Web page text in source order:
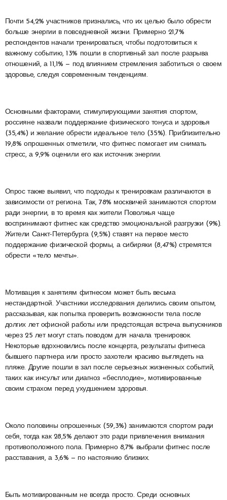
Почти 54,2% участников признались, что их целью было обрести
больше энергии в повседневной жизни. Примерно 21,7%
респондентов начали тренироваться, чтобы подготовиться к
важному событию, 13% пошли в спортивный зал после разрыва
отношений, а 11,1% — под влиянием стремления заботиться о своем
здоровье, следуя современным тенденциям.
Основными факторами, стимулирующими занятия спортом,
россияне назвали поддержание физического тонуса и здоровья
(35,4%) и желание обрести идеальное тело (35%). Приблизительно
19,8% опрошенных отметили, что фитнес помогает им снимать
стресс, а 9,9% оценили его как источник энергии.
Опрос также выявил, что подходы к тренировкам различаются в
зависимости от региона. Так, 78% москвичей занимаются спортом
ради энергии, в то время как жители Поволжья чаще
воспринимают фитнес как средство эмоциональной разгрузки (9%).
Жители Санкт-Петербурга (9,5%) ставят на первое место
поддержание физической формы, а сибиряки (8,47%) стремятся
обрести «тело мечты».
Мотивация к занятиям фитнесом может быть весьма
нестандартной. Участники исследования делились своим опытом,
рассказывая, как попытка проверить возможности тела после
долгих лет офисной работы или предстоящая встреча выпускников
через 25 лет могут стать поводом для начала тренировок.
Некоторые вдохновились после концерта, результаты фитнеса
бывшего партнера или просто захотели красиво выглядеть на
пляже. Другие пошли в зал после серьезных жизненных событий,
таких как инсульт или диагноз «бесплодие», мотивированные
своим страхом перед ухудшением здоровья.
Около половины опрошенных (59,3%) занимаются спортом ради
себя, тогда как 28,5% делают это ради привлечения внимания
противоположного пола. Примерно 8,7% выбрали фитнес после
расставания, а 3,6% — по настоянию близких.
Быть мотивированным не всегда просто. Среди основных